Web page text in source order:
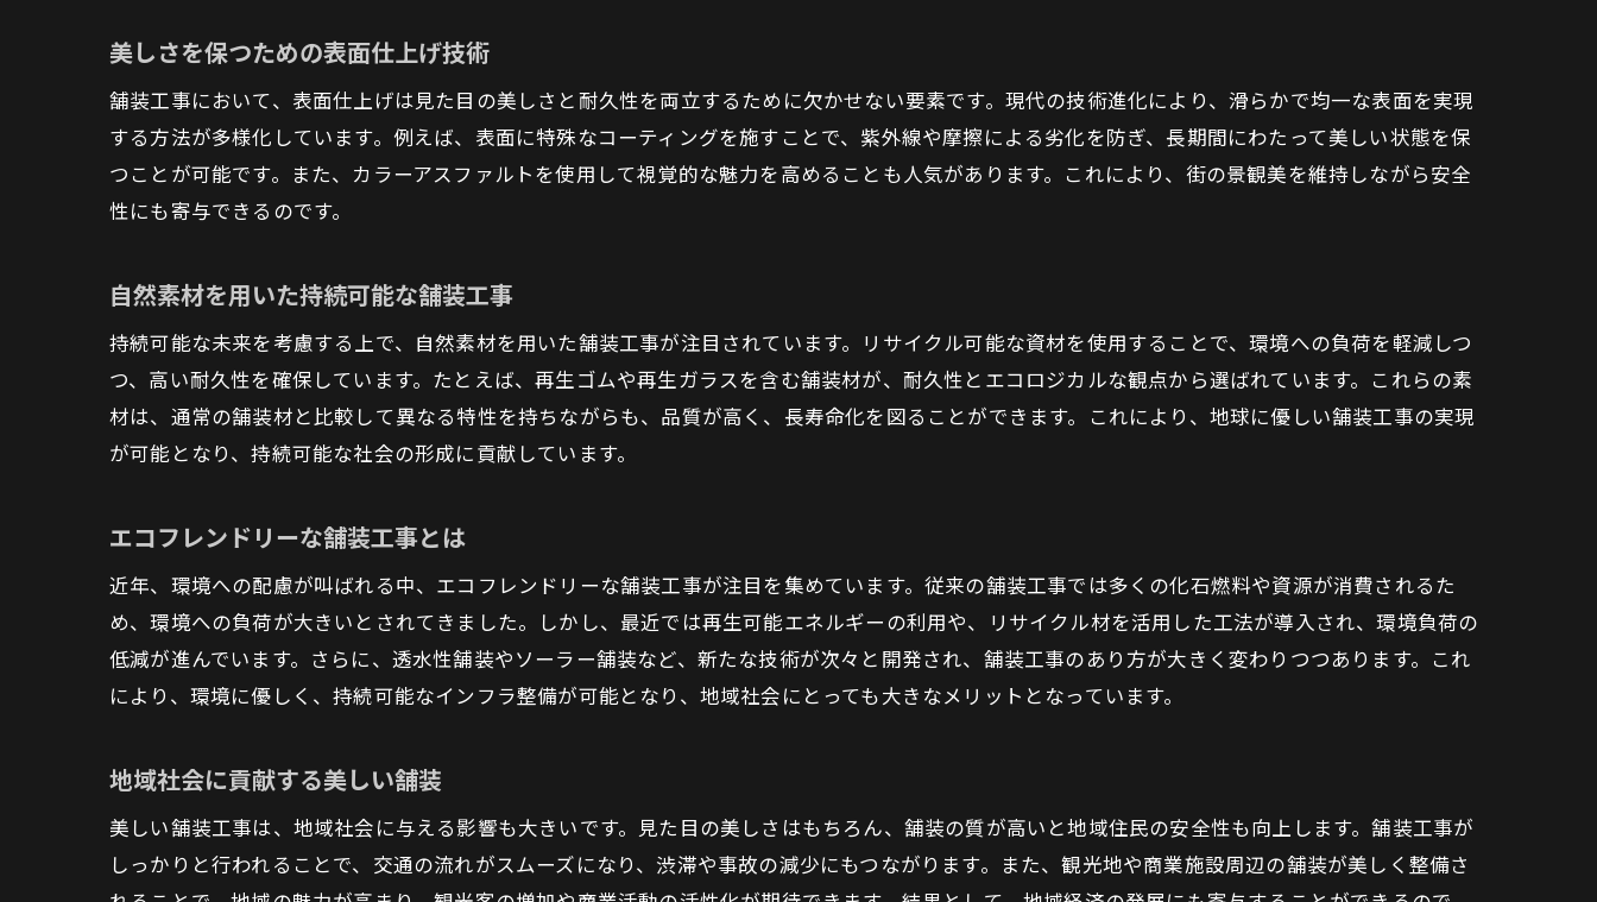
耐久性を高めるための新技術
舗装工事における素材選びのポイント
新素材による色彩と質感の変化
美しさを追求した新しい工法
耐久性を重視した施工プロセス
表面技術の最新トレンド
高性能な表面仕上げ技術の紹介
次世代の表面技術がもたらすメリット
地域社会を変える表面技術の力
美しい舗装工事の作り方：表面仕上げの秘訣
美しさを保つための表面仕上げ技術
舗装工事において、表面仕上げは見た目の美しさと耐久性を両立するために欠かせない要素です。現代の技術進化により、滑らかで均一な表面を実現
する方法が多様化しています。例えば、表面に特殊なコーティングを施すことで、紫外線や摩擦による劣化を防ぎ、長期間にわたって美しい状態を保
つことが可能です。また、カラーアスファルトを使用して視覚的な魅力を高めることも人気があります。これにより、街の景観美を維持しながら安全
性にも寄与できるのです。
自然素材を用いた持続可能な舗装工事
持続可能な未来を考慮する上で、自然素材を用いた舗装工事が注目されています。リサイクル可能な資材を使用することで、環境への負荷を軽減しつ
つ、高い耐久性を確保しています。たとえば、再生ゴムや再生ガラスを含む舗装材が、耐久性とエコロジカルな観点から選ばれています。これらの素
材は、通常の舗装材と比較して異なる特性を持ちながらも、品質が高く、長寿命化を図ることができます。これにより、地球に優しい舗装工事の実現
が可能となり、持続可能な社会の形成に貢献しています。
エコフレンドリーな舗装工事とは
近年、環境への配慮が叫ばれる中、エコフレンドリーな舗装工事が注目を集めています。従来の舗装工事では多くの化石燃料や資源が消費されるた
め、環境への負荷が大きいとされてきました。しかし、最近では再生可能エネルギーの利用や、リサイクル材を活用した工法が導入され、環境負荷の
低減が進んでいます。さらに、透水性舗装やソーラー舗装など、新たな技術が次々と開発され、舗装工事のあり方が大きく変わりつつあります。これ
により、環境に優しく、持続可能なインフラ整備が可能となり、地域社会にとっても大きなメリットとなっています。
地域社会に貢献する美しい舗装
美しい舗装工事は、地域社会に与える影響も大きいです。見た目の美しさはもちろん、舗装の質が高いと地域住民の安全性も向上します。舗装工事が
しっかりと行われることで、交通の流れがスムーズになり、渋滞や事故の減少にもつながります。また、観光地や商業施設周辺の舗装が美しく整備さ